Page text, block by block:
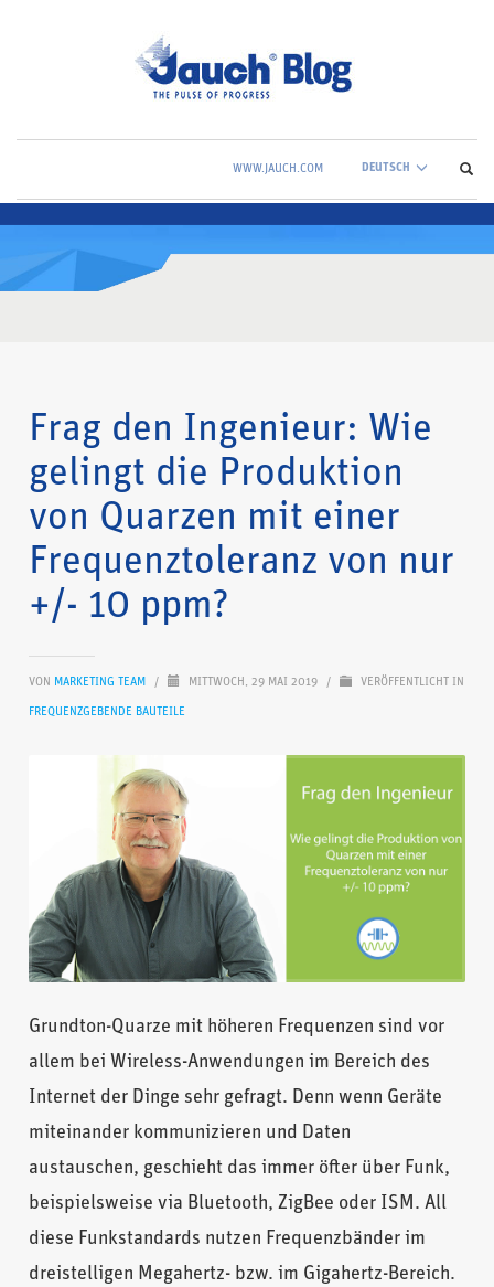
WWW.JAUCH.COM DEUTSCH
Frag den Ingenieur: Wie
gelingt die Produktion
von Quarzen mit einer
Frequenztoleranz von nur
+/- 10 ppm?
VON MARKETING TEAM / MITTWOCH, 29 MAI 2019 / VERÖFFENTLICHT IN
FREQUENZGEBENDE BAUTEILE
Grundton-Quarze mit höheren Frequenzen sind vor
allem bei Wireless-Anwendungen im Bereich des
Internet der Dinge sehr gefragt. Denn wenn Geräte
miteinander kommunizieren und Daten
austauschen, geschieht das immer öfter über Funk,
beispielsweise via Bluetooth, ZigBee oder ISM. All
diese Funkstandards nutzen Frequenzbänder im
dreistelligen Megahertz- bzw. im Gigahertz-Bereich.